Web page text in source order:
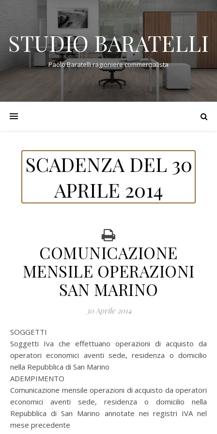
STUDIO BARATELLI
Paolo Baratelli ragioniere commercialista
SCADENZA DEL 30
APRILE 2014
COMUNICAZIONE
MENSILE OPERAZIONI
SAN MARINO
30 Aprile 2014
SOGGETTI
Soggetti Iva che effettuano operazioni di acquisto da
operatori economici aventi sede, residenza o domicilio
nella Repubblica di San Marino
ADEMPIMENTO
Comunicazione mensile operazioni di acquisto da operatori
economici aventi sede, residenza o domicilio nella
Repubblica di San Marino annotate nei registri IVA nel
mese precedente